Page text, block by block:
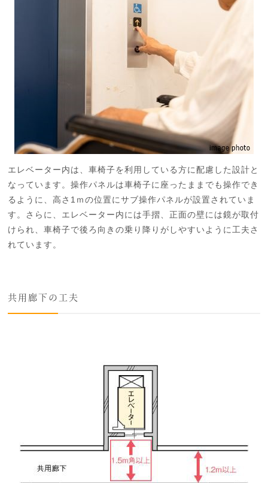
エレベーター内は、車椅子を利用している方に配慮した設計と
なっています。操作パネルは車椅子に座ったままでも操作でき
るように、高さ1ｍの位置にサブ操作パネルが設置されていま
す。さらに、エレベーター内には手摺、正面の壁には鏡が取付
けられ、車椅子で後ろ向きの乗り降りがしやすいように工夫さ
れています。
共用廊下の工夫